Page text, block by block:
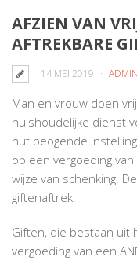
AFZIEN VAN
AFTREKBARE
14 MEI 2019
Man en vrouw doen
huishoudelijke dienst
nut beogende
op een vergoeding
wijze van schenking.
giftenaftrek.
Giften, die bestaan uit
vergoeding van een